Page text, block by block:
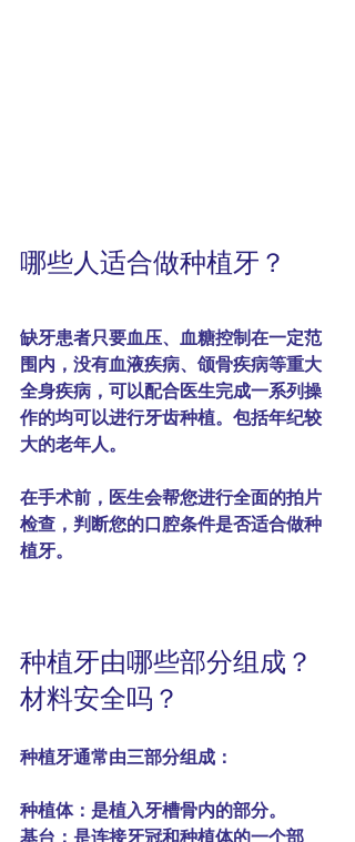
哪些人适合做种植牙？
缺牙患者只要血压、血糖控制在一定范
围内，没有血液疾病、颌骨疾病等重大
全身疾病，可以配合医生完成一系列操
作的均可以进行牙齿种植。包括年纪较
大的老年人。
在手术前，医生会帮您进行全面的拍片
检查，判断您的口腔条件是否适合做种
植牙。
种植牙由哪些部分组成？
材料安全吗？
种植牙通常由三部分组成：
种植体：是植入牙槽骨内的部分。
基台：是连接牙冠和种植体的一个部